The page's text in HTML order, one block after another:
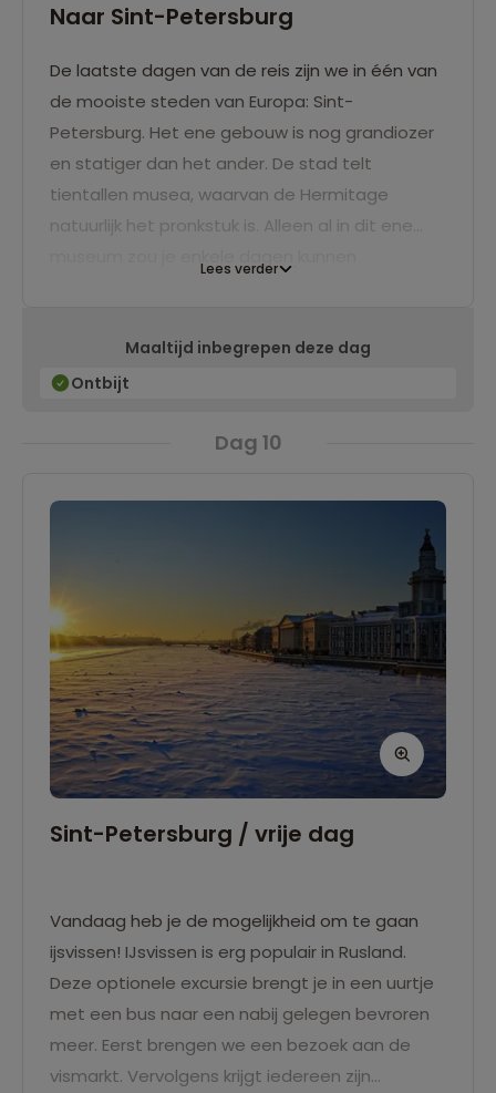
Naar Sint-Petersburg
De laatste dagen van de reis zijn we in één van
de mooiste steden van Europa: Sint-
Petersburg. Het ene gebouw is nog grandiozer
en statiger dan het ander. De stad telt
tientallen musea, waarvan de Hermitage
natuurlijk het pronkstuk is. Alleen al in dit ene
Amsterdamse grachten.
Lees verder
Maaltijd inbegrepen deze dag
Ontbijt
Dag 10
Sint-Petersburg / vrije dag
Vandaag heb je de mogelijkheid om te gaan
ijsvissen! IJsvissen is erg populair in Rusland.
Deze optionele excursie brengt je in een uurtje
met een bus naar een nabij gelegen bevroren
meer. Eerst brengen we een bezoek aan de
vismarkt. Vervolgens krijgt iedereen zijn